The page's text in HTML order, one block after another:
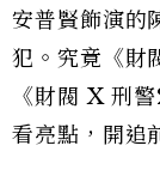
安普賢飾演的
犯。究竟《財
《財閥 X 刑
看亮點，開追